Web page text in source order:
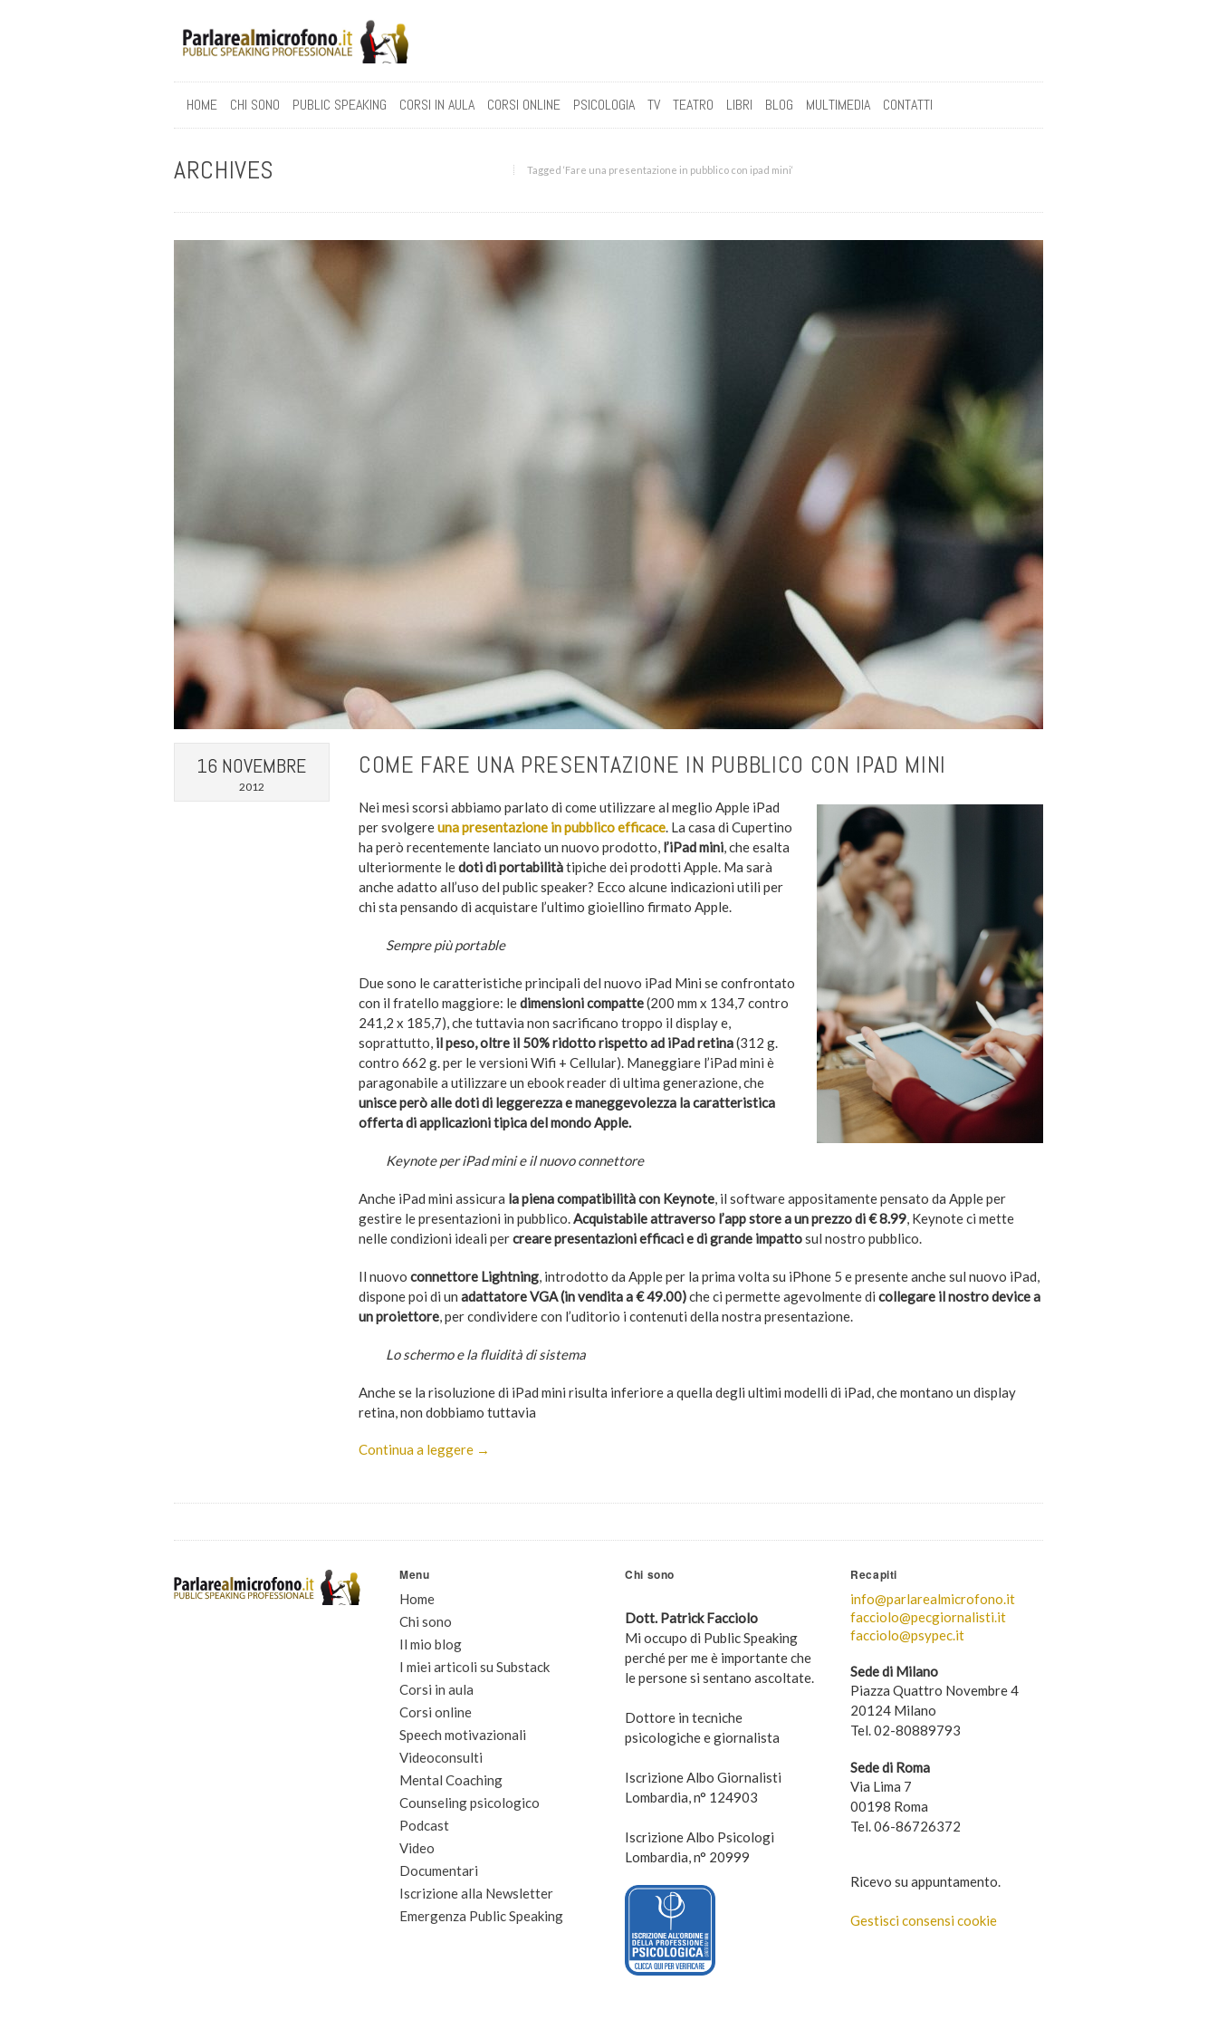
HOME CHI SONO PUBLIC SPEAKING CORSI IN AULA CORSI ONLINE PSICOLOGIA TV TEATRO LIBRI BLOG MULTIMEDIA CONTATTI
ARCHIVES Tagged ‘Fare una presentazione in pubblico con ipad mini‘
16 NOVEMBRE
2012
COME FARE UNA PRESENTAZIONE IN PUBBLICO CON IPAD MINI
Nei mesi scorsi abbiamo parlato di come utilizzare al meglio Apple iPad
per svolgereuna presentazione in pubblico efficace. La casa di Cupertino
ha però recentemente lanciato un nuovo prodotto, l’iPad mini, che esalta
ulteriormente ledoti di portabilitàtipiche dei prodotti Apple. Ma sarà
anche adatto all’uso del public speaker? Ecco alcune indicazioni utili per
chi sta pensando di acquistare l’ultimo gioiellino firmato Apple.
Sempre più portable
Due sono le caratteristiche principali del nuovo iPad Mini se confrontato
con il fratello maggiore: ledimensioni compatte(200 mm x 134,7 contro
241,2 x 185,7), che tuttavia non sacrificano troppo il display e,
soprattutto, il peso, oltre il 50% ridotto rispetto ad iPad retina(312 g.
contro 662 g. per le versioni Wifi + Cellular). Maneggiare l’iPad mini è
paragonabile a utilizzare un ebook reader di ultima generazione, che
unisce però alle doti di leggerezza e maneggevolezza la caratteristica
offerta di applicazioni tipica del mondo Apple.
Keynote per iPad mini e il nuovo connettore
Anche iPad mini assicura la piena compatibilità con Keynote, il software appositamente pensato da Apple per
gestire le presentazioni in pubblico.Acquistabile attraverso l’app store a un prezzo di € 8.99, Keynote ci mette
nelle condizioni ideali percreare presentazioni efficaci e di grande impattosul nostro pubblico.
Il nuovo connettore Lightning, introdotto da Apple per la prima volta su iPhone 5 e presente anche sul nuovo iPad,
dispone poi di un adattatore VGA (in vendita a € 49.00)che ci permette agevolmente di collegare il nostro device a
un proiettore, per condividere con l’uditorio i contenuti della nostra presentazione.
Lo schermo e la fluidità di sistema
Anche se la risoluzione di iPad mini risulta inferiore a quella degli ultimi modelli di iPad, che montano un display
retina, non dobbiamo tuttavia
Continua a leggere →
Menu
Home
Chi sono
Il mio blog
I miei articoli su Substack
Corsi in aula
Corsi online
Speech motivazionali
Videoconsulti
Mental Coaching
Counseling psicologico
Podcast
Video
Documentari
Iscrizione alla Newsletter
Emergenza Public Speaking
Chi sono
Dott. Patrick Facciolo
Mi occupo di Public Speaking
perché per me è importante che
le persone si sentano ascoltate.
Dottore in tecniche
psicologiche e giornalista
Iscrizione Albo Giornalisti
Lombardia, n° 124903
Iscrizione Albo Psicologi
Lombardia, n° 20999
Recapiti
info@parlarealmicrofono.it
facciolo@pecgiornalisti.it
facciolo@psypec.it
Sede di Milano
Piazza Quattro Novembre 4
20124 Milano
Tel. 02-80889793
Sede di Roma
Via Lima 7
00198 Roma
Tel. 06-86726372
Ricevo su appuntamento.
Gestisci consensi cookie